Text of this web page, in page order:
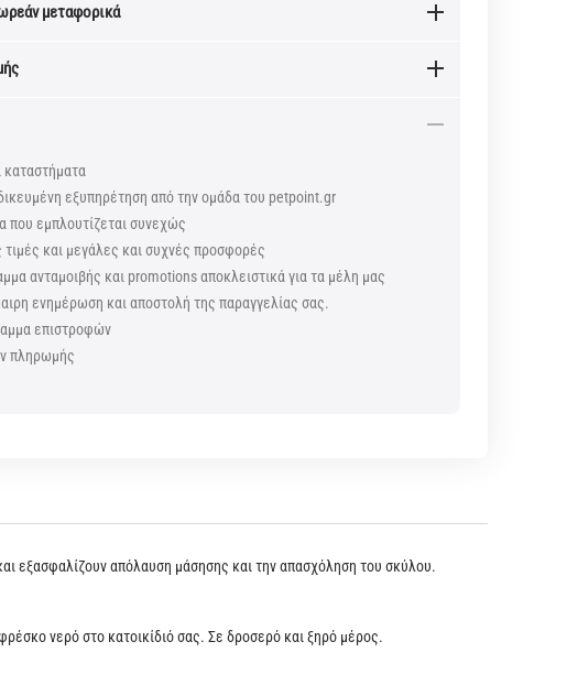
μεταφορικά
εξυπηρέτηση από την ομάδα του petpoint.gr
που εμπλουτίζεται συνεχώς
τιμές και μεγάλες και συχνές προσφορές
ανταμοιβής και promotions αποκλειστικά για τα μέλη μας
ενημέρωση και αποστολή της παραγγελίας σας.
επιστροφών
πληρωμής
εξασφαλίζουν απόλαυση μάσησης και την απασχόληση του σκύλου.
νερό στο κατοικίδιό σας. Σε δροσερό και ξηρό μέρος.